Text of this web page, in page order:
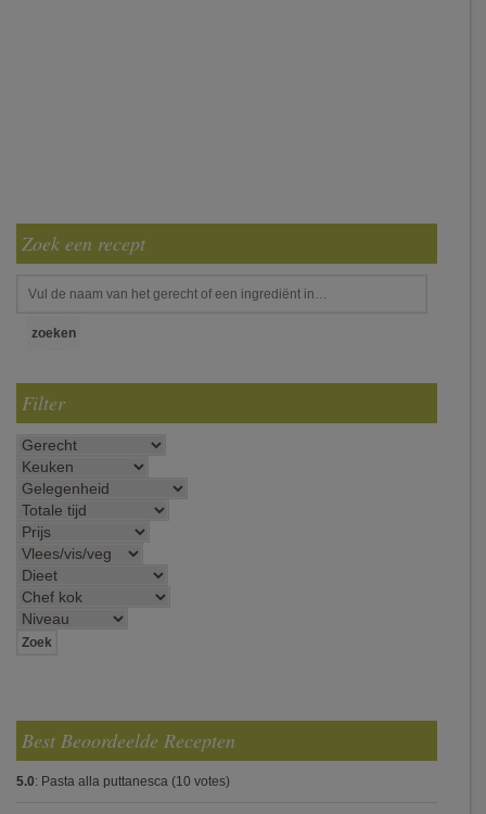
Zoek een recept
Filter
Best Beoordeelde Recepten
5.0: Pasta alla puttanesca (10 votes)